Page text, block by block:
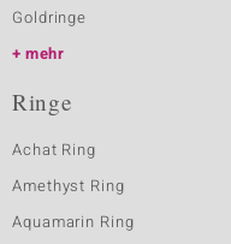
Goldringe
mehr
Ringe
Achat Ring
Amethyst Ring
Aquamarin Ring